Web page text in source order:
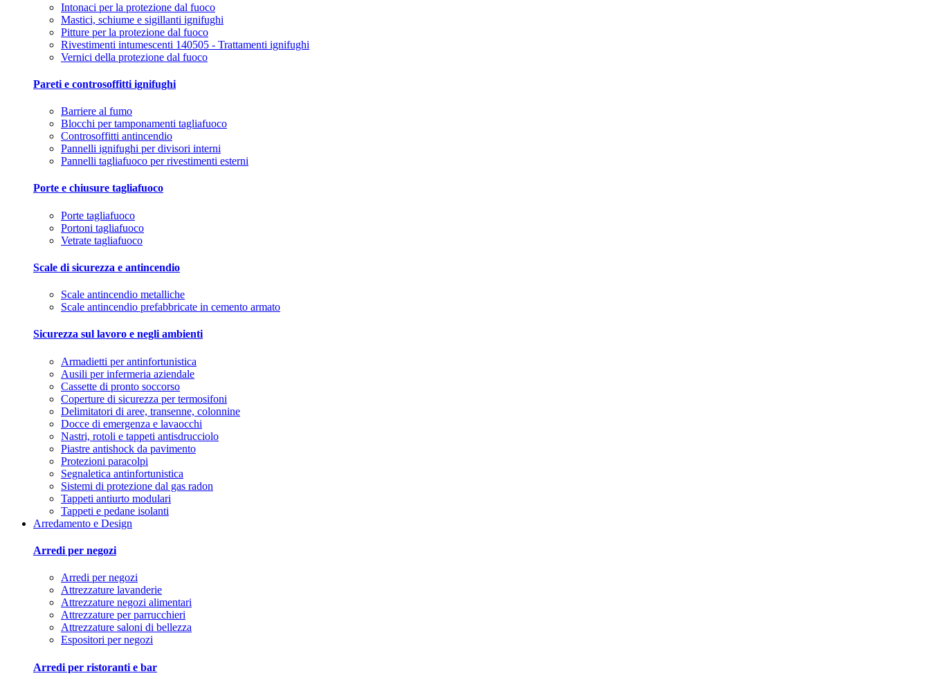
Intonaci per la protezione dal fuoco
Mastici, schiume e sigillanti ignifughi
Pitture per la protezione dal fuoco
Rivestimenti intumescenti 140505 - Trattamenti ignifughi
Vernici della protezione dal fuoco
Pareti e controsoffitti ignifughi
Barriere al fumo
Blocchi per tamponamenti tagliafuoco
Controsoffitti antincendio
Pannelli ignifughi per divisori interni
Pannelli tagliafuoco per rivestimenti esterni
Porte e chiusure tagliafuoco
Porte tagliafuoco
Portoni tagliafuoco
Vetrate tagliafuoco
Scale di sicurezza e antincendio
Scale antincendio metalliche
Scale antincendio prefabbricate in cemento armato
Sicurezza sul lavoro e negli ambienti
Armadietti per antinfortunistica
Ausili per infermeria aziendale
Cassette di pronto soccorso
Coperture di sicurezza per termosifoni
Delimitatori di aree, transenne, colonnine
Docce di emergenza e lavaocchi
Nastri, rotoli e tappeti antisdrucciolo
Piastre antishock da pavimento
Protezioni paracolpi
Segnaletica antinfortunistica
Sistemi di protezione dal gas radon
Tappeti antiurto modulari
Tappeti e pedane isolanti
Arredamento e Design
Arredi per negozi
Arredi per negozi
Attrezzature lavanderie
Attrezzature negozi alimentari
Attrezzature per parrucchieri
Attrezzature saloni di bellezza
Espositori per negozi
Arredi per ristoranti e bar